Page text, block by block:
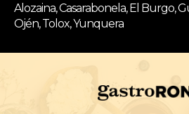
Alozaina, Casarabonela, El Burgo,
Ojén, Tolox, Yunquera